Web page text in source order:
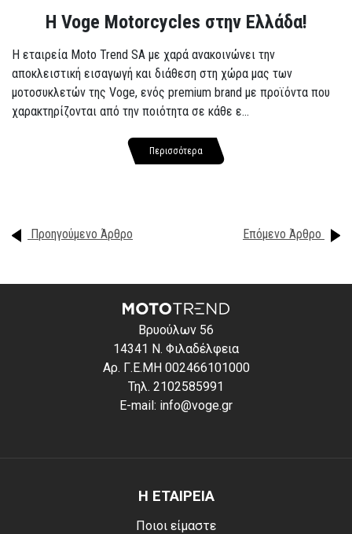
H Voge Motorcycles στην Ελλάδα!
Η εταιρεία Moto Trend SA με χαρά ανακοινώνει την
αποκλειστική εισαγωγή και διάθεση στη χώρα μας των
μοτοσυκλετών της Voge, ενός premium brand με προϊόντα που
χαρακτηρίζονται από την ποιότητα σε κάθε ε...
Περισσότερα
Προηγούμενο Άρθρο Επόμενο Άρθρο
Βρυούλων 56
14341 Ν. Φιλαδέλφεια
Αρ. Γ.Ε.ΜΗ 002466101000
Τηλ. 2102585991
E-mail: info@voge.gr
Η ΕΤΑΙΡΕΙΑ
Ποιοι είμαστε